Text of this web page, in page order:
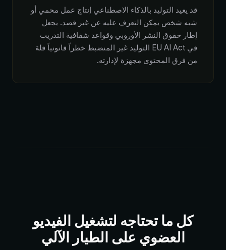
قد يعيد التوليد بالذكاء الاصطناعي إنتاج عمل محمي أو
شبه شخص يمكن التعرف عليه عن غير قصد. يجعل
إطار حقوق النشر الأوروبي وقواعد شفافية التدريب
في EU AI Act التوليد غير المنضبط خطراً قانونياً قلة
من فرق المحتوى مجهزة لإدارته.
كل ما تحتاجه لتشغيل الفيديو
العضوي على الطيار الآلي